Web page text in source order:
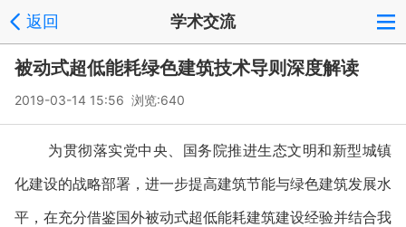
返回 学术交流
被动式超低能耗绿色建筑技术导则深度解读
2019-03-14 15:56 浏览:640
为贯彻落实党中央、国务院推进生态文明和新型城镇
化建设的战略部署，进一步提高建筑节能与绿色建筑发展水
平，在充分借鉴国外被动式超低能耗建筑建设经验并结合我